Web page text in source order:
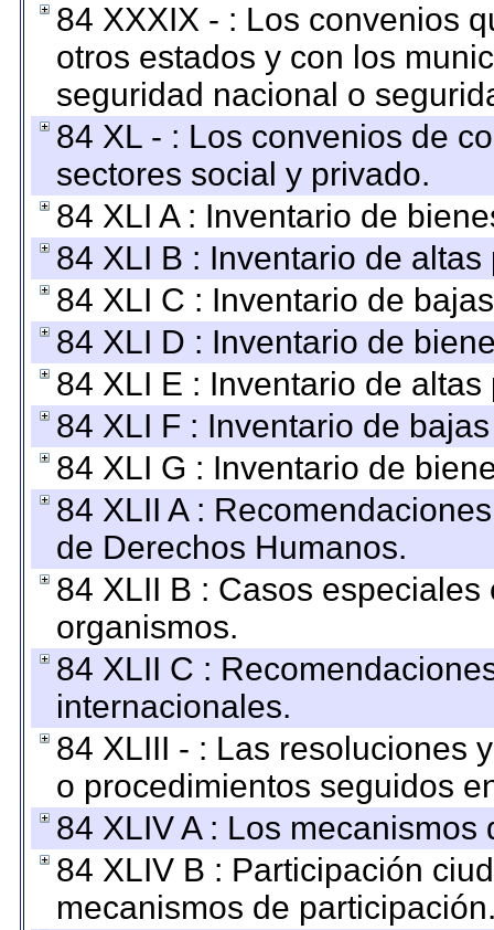
84 XXXIX - : Los convenios
otros estados y con los
seguridad nacional o
84 XL - : Los convenios de
sectores social y privado.
84 XLI A : Inventario de
84 XLI B : Inventario de
84 XLI C : Inventario de
84 XLI D : Inventario de
84 XLI E : Inventario de
84 XLI F : Inventario de
84 XLI G : Inventario de
84 XLII A :
de Derechos Humanos.
84 XLII B : Casos
organismos.
84 XLII C :
internacionales.
84 XLIII - : Las resoluciones
o procedimientos seguidos
84 XLIV A : Los
84 XLIV B : Participación
mecanismos de